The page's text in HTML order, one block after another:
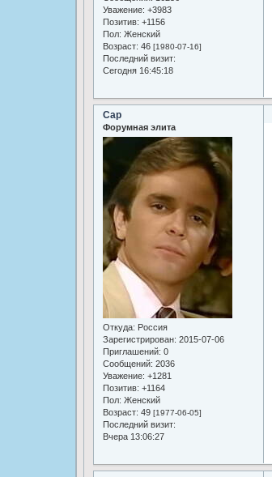
Уважение: +3983
Позитив: +1156
Пол: Женский
Возраст: 46 [1980-07-16]
Последний визит:
Сегодня 16:45:18
Cap
Форумная элита
Откуда: Россия
Зарегистрирован: 2015-07-06
Приглашений: 0
Сообщений: 2036
Уважение: +1281
Позитив: +1164
Пол: Женский
Возраст: 49 [1977-06-05]
Последний визит:
Вчера 13:06:27